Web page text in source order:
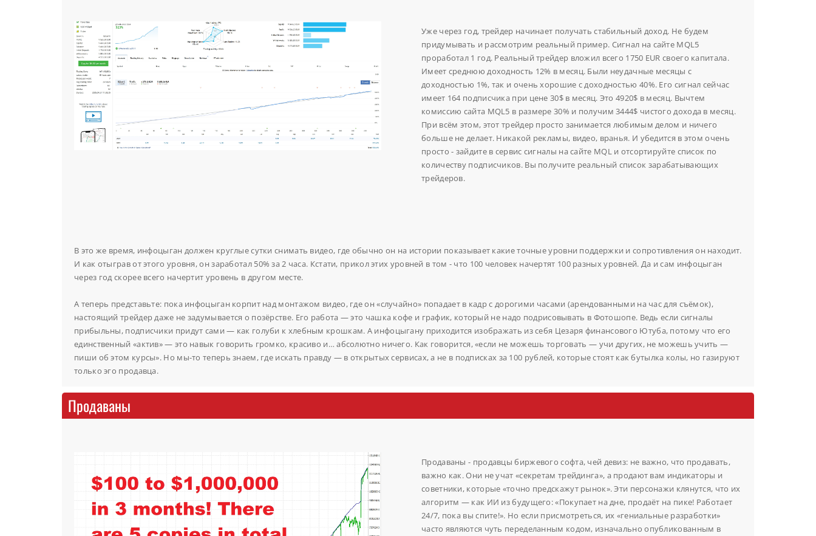
Уже через год, трейдер начинает получать стабильный доход. Не будем
придумывать и рассмотрим реальный пример. Сигнал на сайте MQL5
проработал 1 год. Реальный трейдер вложил всего 1750 EUR своего капитала.
Имеет среднюю доходность 12% в месяц. Были неудачные месяцы с
доходностью 1%, так и очень хорошие с доходностью 40%. Его сигнал сейчас
имеет 164 подписчика при цене 30$ в месяц. Это 4920$ в месяц. Вычтем
комиссию сайта MQL5 в размере 30% и получим 3444$ чистого дохода в месяц.
При всём этом, этот трейдер просто занимается любимым делом и ничего
больше не делает. Никакой рекламы, видео, вранья. И убедится в этом очень
просто - зайдите в сервис сигналы на сайте MQL и отсортируйте список по
количеству подписчиков. Вы получите реальный список зарабатывающих
трейдеров.
В это же время, инфоцыган должен круглые сутки снимать видео, где обычно он на истории показывает какие точные уровни поддержки и сопротивления он находит.
И как отыграв от этого уровня, он заработал 50% за 2 часа. Кстати, прикол этих уровней в том - что 100 человек начертят 100 разных уровней. Да и сам инфоцыган
через год скорее всего начертит уровень в другом месте.
А теперь представьте: пока инфоцыган корпит над монтажом видео, где он «случайно» попадает в кадр с дорогими часами (арендованными на час для съёмок),
настоящий трейдер даже не задумывается о позёрстве. Его работа — это чашка кофе и график, который не надо подрисовывать в Фотошопе. Ведь если сигналы
прибыльны, подписчики придут сами — как голуби к хлебным крошкам. А инфоцыгану приходится изображать из себя Цезаря финансового Ютуба, потому что его
единственный «актив» — это навык говорить громко, красиво и… абсолютно ничего. Как говорится, «если не можешь торговать — учи других, не можешь учить —
пиши об этом курсы». Но мы-то теперь знаем, где искать правду — в открытых сервисах, а не в подписках за 100 рублей, которые стоят как бутылка колы, но газируют
только эго продавца.
Продаваны
Продаваны - продавцы биржевого софта, чей девиз: не важно, что продавать,
важно как. Они не учат «секретам трейдинга», а продают вам индикаторы и
советники, которые «точно предскажут рынок». Эти персонажи клянутся, что их
алгоритм — как ИИ из будущего: «Покупает на дне, продаёт на пике! Работает
24/7, пока вы спите!». Но если присмотреться, их «гениальные разработки»
часто являются чуть переделанным кодом, изначально опубликованным в